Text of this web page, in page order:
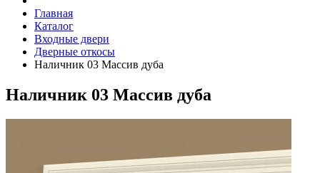
Главная
Каталог
Входные двери
Дверные откосы
Наличник 03 Массив дуба
Наличник 03 Массив дуба